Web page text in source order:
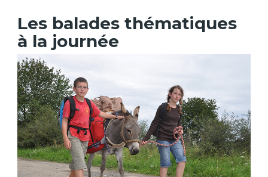
Les balades thématiques
à la journée